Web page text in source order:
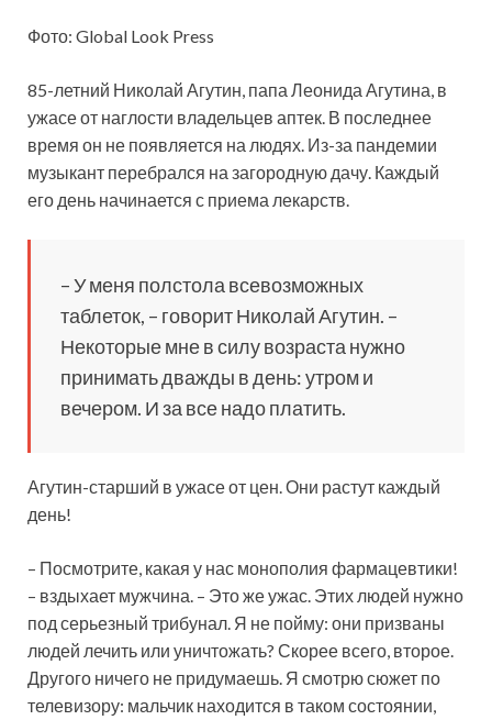
Фото: Global Look Press
85-летний Николай Агутин, папа Леонида Агутина, в
ужасе от наглости владельцев аптек. В последнее
время он не появляется на людях. Из-за пандемии
музыкант перебрался на загородную дачу. Каждый
его день начинается с приема лекарств.
– У меня полстола всевозможных
таблеток, – говорит Николай Агутин. –
Некоторые мне в силу возраста нужно
принимать дважды в день: утром и
вечером. И за все надо платить.
Агутин-старший в ужасе от цен. Они растут каждый
день!
– Посмотрите, какая у нас монополия фармацевтики!
– вздыхает мужчина. – Это же ужас. Этих людей нужно
под серьезный трибунал. Я не пойму: они призваны
людей лечить или уничтожать? Скорее всего, второе.
Другого ничего не придумаешь. Я смотрю сюжет по
телевизору: мальчик находится в таком состоянии,